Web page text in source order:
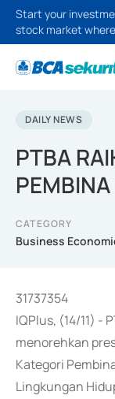
Start your
stock market
DAILY NEWS
PTBA
CATEGORY
Business
31737354
IQPlus, (14/11) -
menorehkan
Kategori
Lingkungan